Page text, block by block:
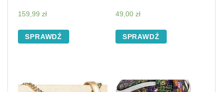
159,99 zł
SPRAWDŹ
49,00 zł
SPRAWDŹ